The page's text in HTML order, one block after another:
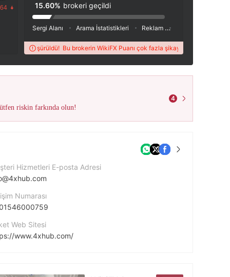
15.60% brokeri geçildi
Sergi Alanı Arama İstatistikleri Reklam
düşürüldü! Bu brokerin WikiFX Puanı çok fazla şikayet nedeniyle
riskin farkında olun!
4
Hizmetleri E-posta Adresi
Numarası
Web Sitesi
www.4xhub.com/